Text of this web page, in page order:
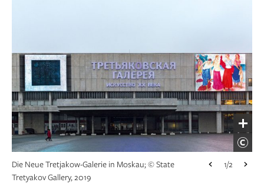
Die Neue Tretjakow-Galerie in Moskau; © State
Tretyakov Gallery, 2019
1/2
Ansicht der Alten Tretjakow-Galerie, davor eine
Statue ihres Gründers; © State Tretyakov Gallery,
1/2